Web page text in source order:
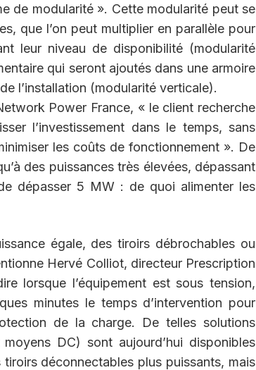
de modularité ». Cette modularité peut se
que l’on peut multiplier en parallèle pour
leur niveau de disponibilité (modularité
qui seront ajoutés dans une armoire
l’installation (modularité verticale).
Power France, « le client recherche
l’investissement dans le temps, sans
les coûts de fonctionnement ». De
des puissances très élevées, dépassant
dépasser 5 MW : de quoi alimenter les
égale, des tiroirs débrochables ou
Hervé Colliot, directeur Prescription
lorsque l’équipement est sous tension,
minutes le temps d’intervention pour
de la charge. De telles solutions
DC) sont aujourd’hui disponibles
déconnectables plus puissants, mais